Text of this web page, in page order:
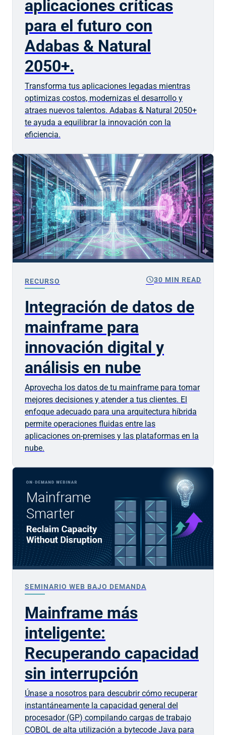
aplicaciones críticas
para el futuro con
Adabas & Natural
2050+.
Transforma tus aplicaciones legadas mientras
optimizas costos, modernizas el desarrollo y
atraes nuevos talentos. Adabas & Natural 2050+
te ayuda a equilibrar la innovación con la
eficiencia.
RECURSO schedule30 MIN READ
Integración de datos de
mainframe para
innovación digital y
análisis en nube
Aprovecha los datos de tu mainframe para tomar
mejores decisiones y atender a tus clientes. El
enfoque adecuado para una arquitectura híbrida
permite operaciones fluidas entre las
aplicaciones on-premises y las plataformas en la
nube.
SEMINARIO WEB BAJO DEMANDA
Mainframe más
inteligente:
Recuperando capacidad
sin interrupción
Únase a nosotros para descubrir cómo recuperar
instantáneamente la capacidad general del
procesador (GP) compilando cargas de trabajo
COBOL de alta utilización a bytecode Java para